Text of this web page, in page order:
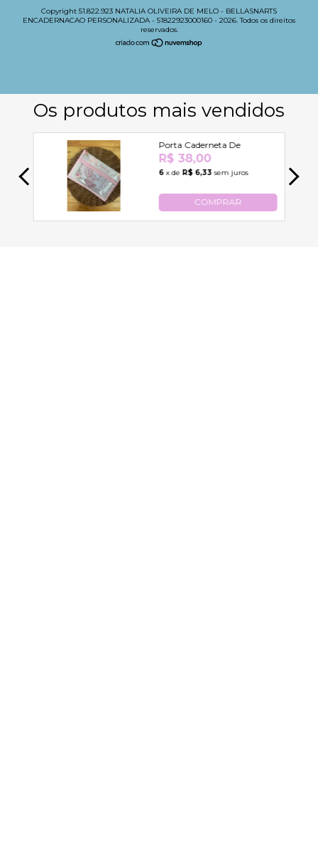
Copyright 51.822.923 NATALIA OLIVEIRA DE MELO - BELLASNARTS
ENCADERNACAO PERSONALIZADA - 51822923000160 - 2026. Todos os direitos
reservados.